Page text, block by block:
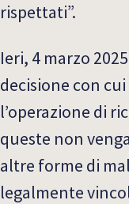
rispettati”.
Ieri, 4 marzo
decisione con
l’operazione di
queste non
altre forme di
legalmente